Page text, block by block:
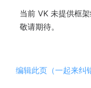
当前 VK 未提供框
敬请期待。
编辑此页（一起来纠